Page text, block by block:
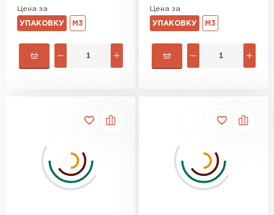
Цена за
УПАКОВКУ М3
Цена за
УПАКОВКУ М3
Сэндвич-панели